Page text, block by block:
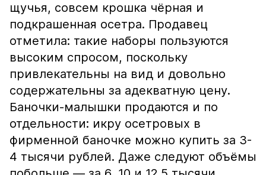
щучья, совсем крошка чёрная и
подкрашенная осетра. Продавец
отметила: такие наборы пользуются
высоким спросом, поскольку
привлекательны на вид и довольно
содержательны за адекватную цену.
Баночки-малышки продаются и по
отдельности: икру осетровых в
фирменной баночке можно купить за 3-
4 тысячи рублей. Даже следуют объёмы